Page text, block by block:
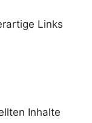
Links
Inhalte